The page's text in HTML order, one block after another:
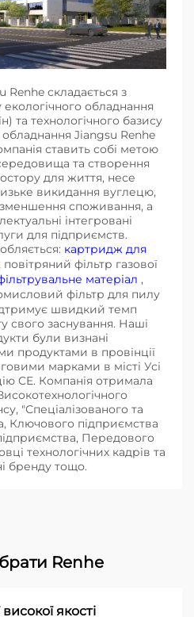
Renhe складається з
обладнання
та технологічного базису
Jiangsu Renhe
ставить собі метою
та створення
для життя, несе
викидання вуглецю,
зменшення споживання, а
інтегровані
для підприємств.
картридж для
, повітряний фільтр газової
матеріал ,
фільтр для пилу
швидкий темп
свого заснування. Наші
були визнані
продуктами в провінції
марками в місті Усі
CE. Компанія отримала
"Спеціалізованого та
Ключового підприємства
Передового
технологічних кадрів та
бренду тощо.
Renhe
якості